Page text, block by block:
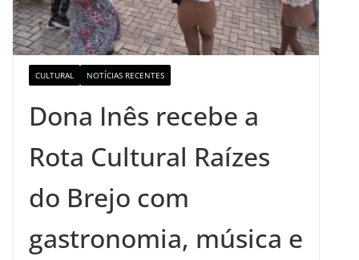
CULTURAL NOTÍCIAS RECENTES
Dona Inês recebe a
Rota Cultural Raízes
do Brejo com
gastronomia, música e